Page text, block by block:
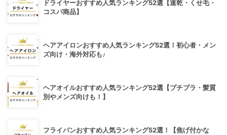
ドライヤーおすすめ人気ランキング52選【速乾・くせ毛・
コスパ商品】
ヘアアイロンおすすめ人気ランキング52選！初心者・メン
ズ向け・海外対応も♪
ヘアオイルおすすめ人気ランキング52選【プチプラ・髪質
別やメンズ向けも！】
フライパンおすすめ人気ランキング52選！【焦げ付かな